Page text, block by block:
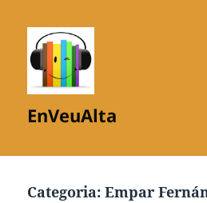
EnVeuAlta
Categoria:Empar